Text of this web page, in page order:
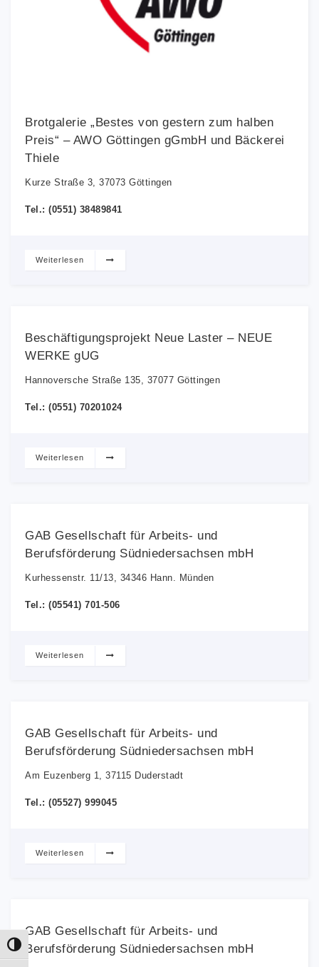
Umschalten auf hohe Kontraste
Brotgalerie „Bestes von gestern zum halben
Preis“ – AWO Göttingen gGmbH und Bäckerei
Thiele
Kurze Straße 3, 37073 Göttingen
Tel.: (0551) 38489841
Weiterlesen
Beschäftigungsprojekt Neue Laster – NEUE
WERKE gUG
Hannoversche Straße 135, 37077 Göttingen
Tel.: (0551) 70201024
Weiterlesen
GAB Gesellschaft für Arbeits- und
Berufsförderung Südniedersachsen mbH
Kurhessenstr. 11/13, 34346 Hann. Münden
Tel.: (05541) 701-506
Weiterlesen
GAB Gesellschaft für Arbeits- und
Berufsförderung Südniedersachsen mbH
Am Euzenberg 1, 37115 Duderstadt
Tel.: (05527) 999045
Weiterlesen
GAB Gesellschaft für Arbeits- und
Berufsförderung Südniedersachsen mbH